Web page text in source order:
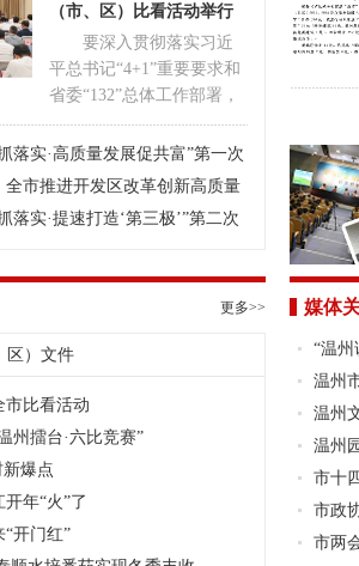
（市、区）比看活动举行
要深入贯彻落实习近
平总书记“4+1”重要要求和
省委“132”总体工作部署，
深入实施市委“1361”思路举
措，牢固树立和践行正确
政绩观，大力弘扬“六干”作
落实·高质量发展促共富”第一次
举行
全市推进开发区改革创新高质量
落实·提速打造‘第三极’”第二次
更多>>
区）文件
市比看活动
州擂台·六比竞赛”
新爆点
年“火”了
开门红”
媒体
“温
温州
局起步
温州
温州
市十
市政
市两